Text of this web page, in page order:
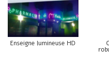
Enseigne lumineuse HD